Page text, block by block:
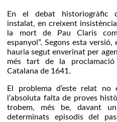
En el debat historiogràfic
instalat, en creixent
la mort de Pau Claris
espanyol”. Segons esta
hauria segut enverinat per
més tart de la proclamació
Catalana de 1641.
El problema d’este relat
l’absoluta falta de proves
trobem, més be, davant
determinats episodis del